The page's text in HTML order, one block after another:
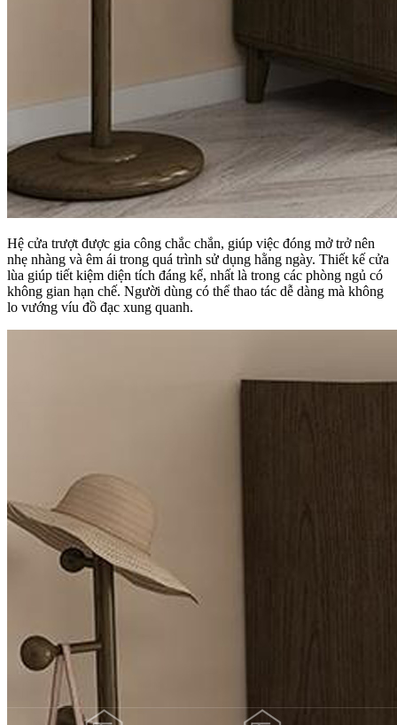
Hệ cửa trượt được gia công chắc chắn, giúp việc đóng mở trở nên
nhẹ nhàng và êm ái trong quá trình sử dụng hằng ngày. Thiết kế cửa
lùa giúp tiết kiệm diện tích đáng kể, nhất là trong các phòng ngủ có
không gian hạn chế. Người dùng có thể thao tác dễ dàng mà không
lo vướng víu đồ đạc xung quanh.